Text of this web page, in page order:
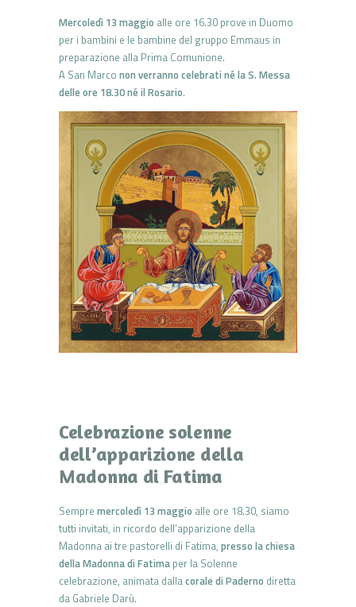
Mercoledì 13 maggio alle ore 16.30 prove in Duomo
per i bambini e le bambine del gruppo Emmaus in
preparazione alla Prima Comunione.
A San Marco non verranno celebrati né la S. Messa
delle ore 18.30 né il Rosario.
Celebrazione solenne
dell’apparizione della
Madonna di Fatima
Sempre mercoledì 13 maggio alle ore 18.30, siamo
tutti invitati, in ricordo dell’apparizione della
Madonna ai tre pastorelli di Fatima, presso la chiesa
della Madonna di Fatima per la Solenne
celebrazione, animata dallacorale di Paderno diretta
da Gabriele Darù.